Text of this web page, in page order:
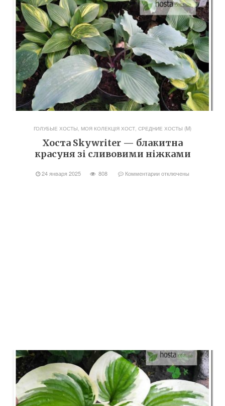
ГОЛУБЫЕ ХОСТЫ, МОЯ КОЛЕКЦІЯ ХОСТ, СРЕДНИЕ ХОСТЫ (M)
Хоста Skywriter — блакитна
красуня зі сливовими ніжками
24 января 2025 808 Комментарииотключены